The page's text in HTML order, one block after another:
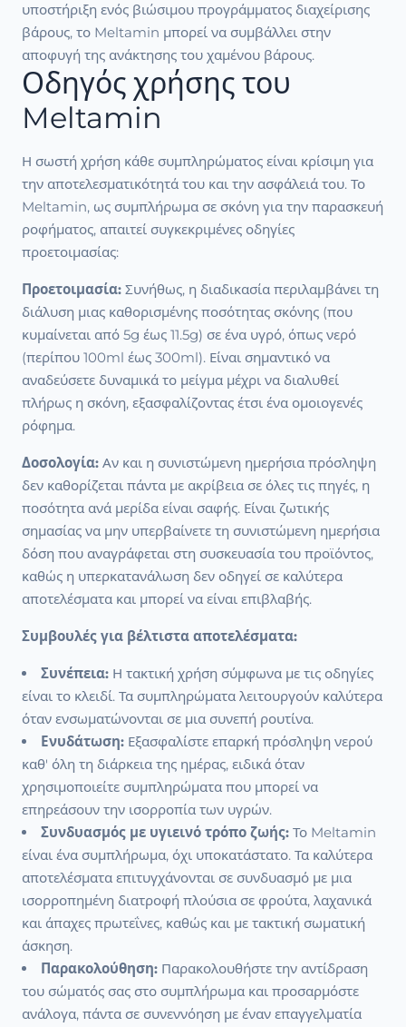
υποστήριξη ενός βιώσιμου προγράμματος διαχείρισης
βάρους, το Meltamin μπορεί να συμβάλλει στην
αποφυγή της ανάκτησης του χαμένου βάρους.
Οδηγός χρήσης του
Meltamin
Η σωστή χρήση κάθε συμπληρώματος είναι κρίσιμη για
την αποτελεσματικότητά του και την ασφάλειά του. Το
Meltamin, ως συμπλήρωμα σε σκόνη για την παρασκευή
ροφήματος, απαιτεί συγκεκριμένες οδηγίες
προετοιμασίας:
Προετοιμασία: Συνήθως, η διαδικασία περιλαμβάνει τη
διάλυση μιας καθορισμένης ποσότητας σκόνης (που
κυμαίνεται από 5g έως 11.5g) σε ένα υγρό, όπως νερό
(περίπου 100ml έως 300ml). Είναι σημαντικό να
αναδεύσετε δυναμικά το μείγμα μέχρι να διαλυθεί
πλήρως η σκόνη, εξασφαλίζοντας έτσι ένα ομοιογενές
ρόφημα.
Δοσολογία: Αν και η συνιστώμενη ημερήσια πρόσληψη
δεν καθορίζεται πάντα με ακρίβεια σε όλες τις πηγές, η
ποσότητα ανά μερίδα είναι σαφής. Είναι ζωτικής
σημασίας να μην υπερβαίνετε τη συνιστώμενη ημερήσια
δόση που αναγράφεται στη συσκευασία του προϊόντος,
καθώς η υπερκατανάλωση δεν οδηγεί σε καλύτερα
αποτελέσματα και μπορεί να είναι επιβλαβής.
Συμβουλές για βέλτιστα αποτελέσματα:
Συνέπεια: Η τακτική χρήση σύμφωνα με τις οδηγίες
είναι το κλειδί. Τα συμπληρώματα λειτουργούν καλύτερα
όταν ενσωματώνονται σε μια συνεπή ρουτίνα.
Ενυδάτωση: Εξασφαλίστε επαρκή πρόσληψη νερού
καθ' όλη τη διάρκεια της ημέρας, ειδικά όταν
χρησιμοποιείτε συμπληρώματα που μπορεί να
επηρεάσουν την ισορροπία των υγρών.
Συνδυασμός με υγιεινό τρόπο ζωής: Το Meltamin
είναι ένα συμπλήρωμα, όχι υποκατάστατο. Τα καλύτερα
αποτελέσματα επιτυγχάνονται σε συνδυασμό με μια
ισορροπημένη διατροφή πλούσια σε φρούτα, λαχανικά
και άπαχες πρωτεΐνες, καθώς και με τακτική σωματική
άσκηση.
Παρακολούθηση: Παρακολουθήστε την αντίδραση
του σώματός σας στο συμπλήρωμα και προσαρμόστε
ανάλογα, πάντα σε συνεννόηση με έναν επαγγελματία